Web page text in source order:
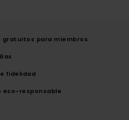
gratuitos para miembros
fidelidad
eco-responsable